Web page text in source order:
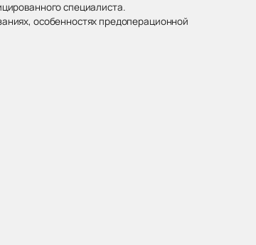
специалиста.
особенностях предоперационной